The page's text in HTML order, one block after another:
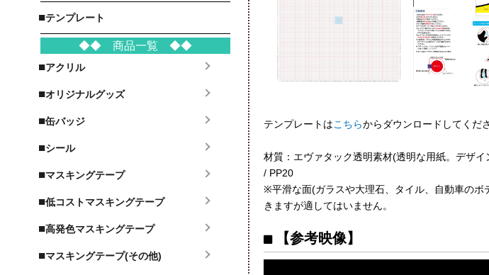
■テンプレート
◆◆ 商品一覧 ◆◆
■アクリル
■オリジナルグッズ
■缶バッジ
■シール
■マスキングテープ
■低コストマスキングテープ
■高発色マスキングテープ
■マスキングテープ(その他)
テンプレートはこちらからダウンロードしてくださ
材質：エヴァタック透明素材(透明な用紙。デザ
/ PP20
※平滑な面(ガラスや大理石、タイル、自動車のボ
きますが適してはいません。
【参考映像】